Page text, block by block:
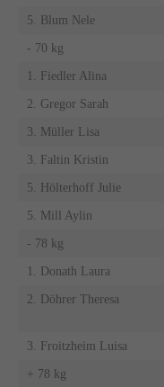
5. Blum Nele
- 70 kg
1. Fiedler Alina
2. Gregor Sarah
3. Müller Lisa
3. Faltin Kristin
5. Hölterhoff Julie
5. Mill Aylin
- 78 kg
1. Donath Laura
2. Döhrer Theresa
3. Froitzheim Luisa
+ 78 kg